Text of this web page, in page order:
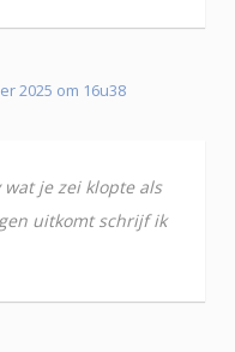
2025 om 16u38
je zei klopte als
uitkomt schrijf ik